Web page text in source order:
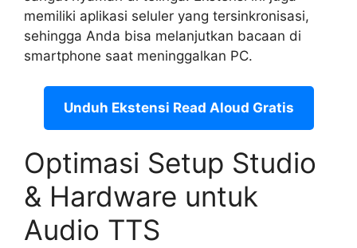
memiliki aplikasi seluler yang tersinkronisasi,
sehingga Anda bisa melanjutkan bacaan di
smartphone saat meninggalkan PC.
Unduh Ekstensi Read Aloud Gratis
Optimasi Setup Studio
& Hardware untuk
Audio TTS